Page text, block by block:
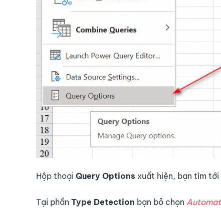
Hộp thoại Query Options xuất hiện, bạn tìm tới
Tại phần Type Detection bạn bỏ chọn